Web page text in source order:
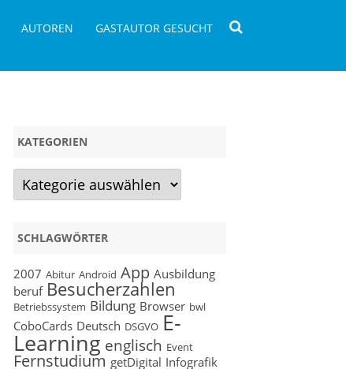
AUTOREN GASTAUTOR GESUCHT
KATEGORIEN
Kategorien
SCHLAGWÖRTER
2007 Abitur Android App Ausbildung
beruf Besucherzahlen
Betriebssystem Bildung Browser bwl
CoboCards Deutsch DSGVO E-
Learning englisch Event
Fernstudium getDigital Infografik